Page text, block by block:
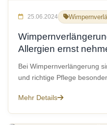
25.06.2024
Allergien ernst
Bei Wimpernverlängerung
und richtige Pflege
Mehr Details